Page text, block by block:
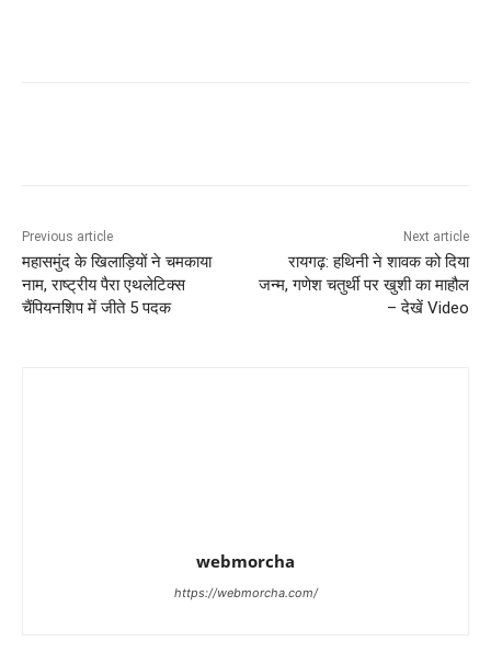
Previous article
महासमुंद के खिलाड़ियों ने चमकाया
नाम, राष्ट्रीय पैरा एथलेटिक्स
चैंपियनशिप में जीते 5 पदक
Next article
रायगढ़: हथिनी ने शावक को दिया
जन्म, गणेश चतुर्थी पर खुशी का माहौल
– देखें Video
webmorcha
https://webmorcha.com/